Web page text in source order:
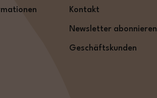
Kontakt
Newsletter abonnieren
Geschäftskunden